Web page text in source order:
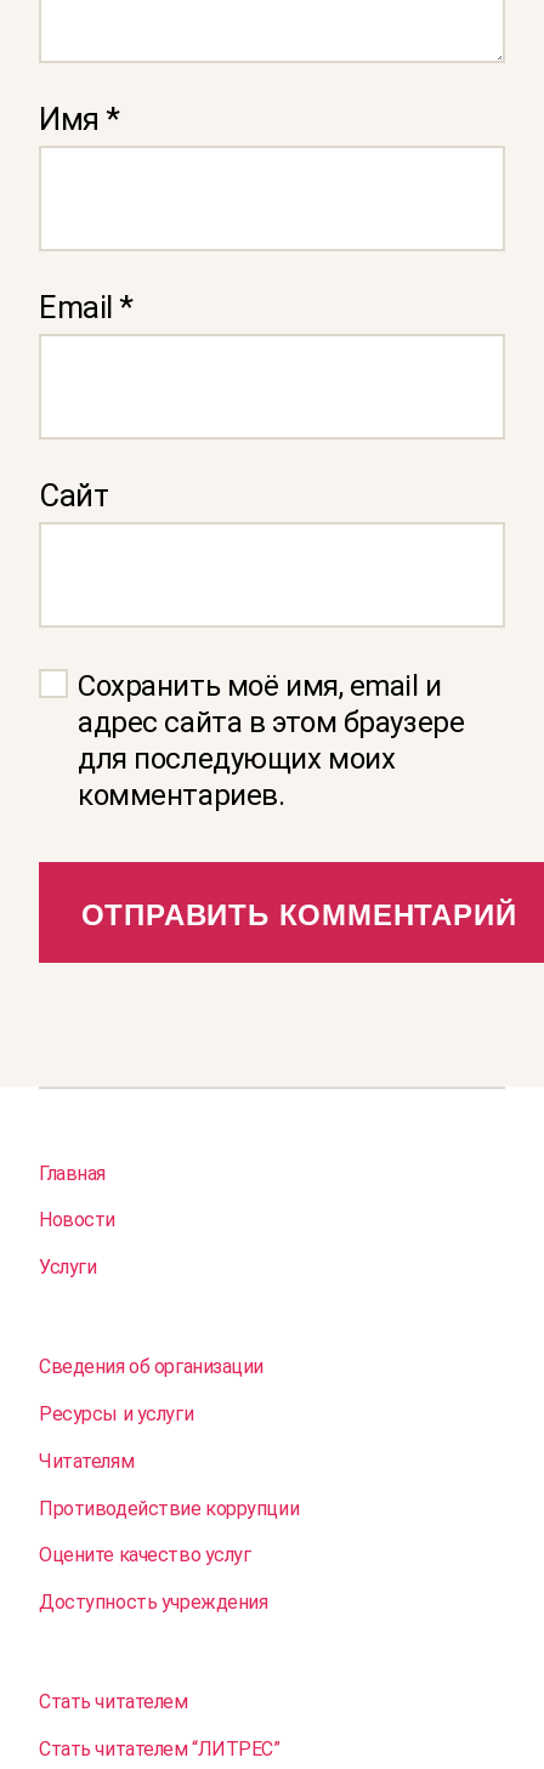
Имя*
Email*
Сайт
Сохранить моё имя, email и
адрес сайта в этом браузере
для последующих моих
комментариев.
Главная
Новости
Услуги
Сведения об организации
Ресурсы и услуги
Читателям
Противодействие коррупции
Оцените качество услуг
Доступность учреждения
Стать читателем
Стать читателем “ЛИТРЕС”